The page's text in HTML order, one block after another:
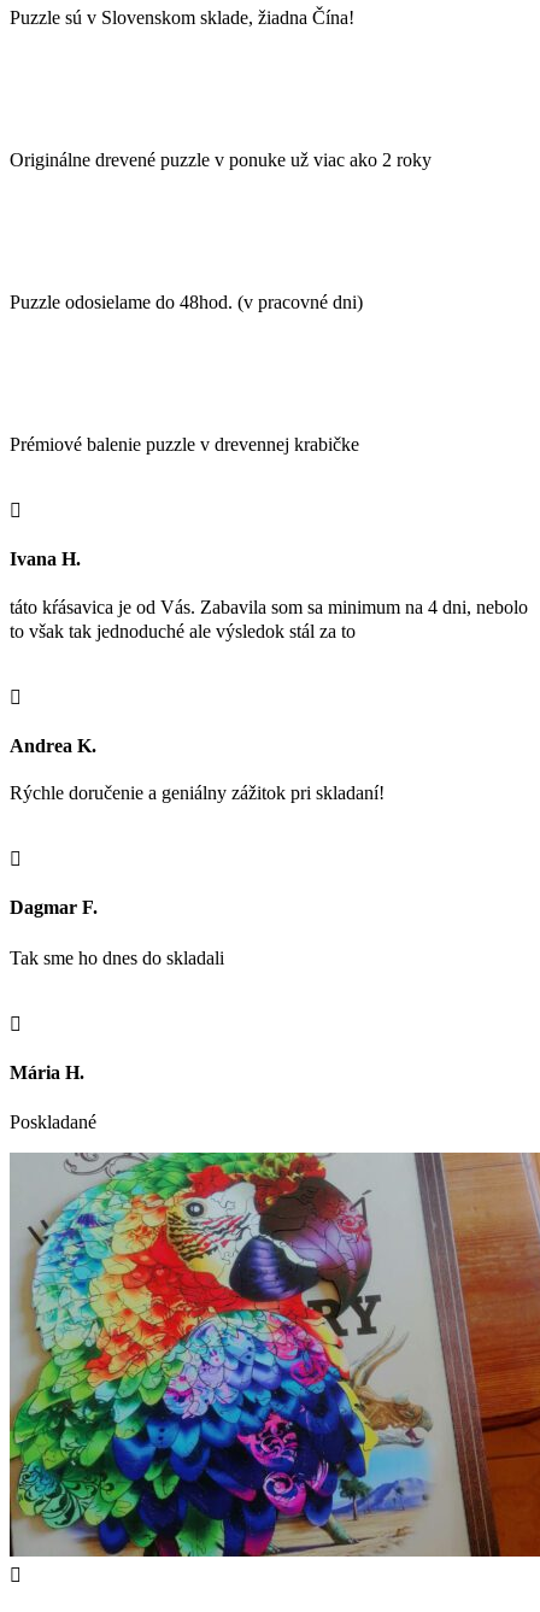
Puzzle sú v Slovenskom sklade, žiadna Čína!
Originálne drevené puzzle v ponuke už viac ako 2 roky
Puzzle odosielame do 48hod. (v pracovné dni)
Prémiové balenie puzzle v drevennej krabičke

Ivana H.
táto kŕásavica je od Vás. Zabavila som sa minimum na 4 dni, nebolo
to však tak jednoduché ale výsledok stál za to

Andrea K.
Rýchle doručenie a geniálny zážitok pri skladaní!

Dagmar F.
Tak sme ho dnes do skladali

Mária H.
Poskladané
